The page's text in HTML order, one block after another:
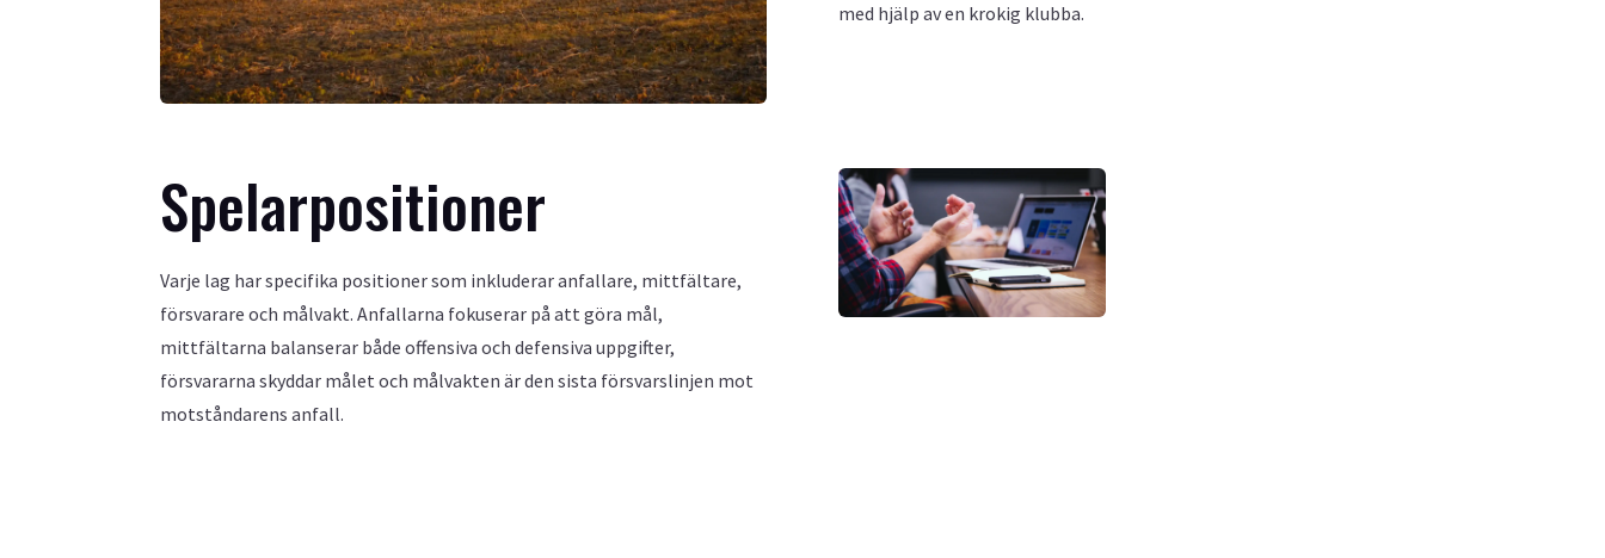
med hjälp av en krokig klubba.
Spelarpositioner
Varje lag har specifika positioner som inkluderar anfallare, mittfältare,
försvarare och målvakt. Anfallarna fokuserar på att göra mål,
mittfältarna balanserar både offensiva och defensiva uppgifter,
försvararna skyddar målet och målvakten är den sista försvarslinjen mot
motståndarens anfall.